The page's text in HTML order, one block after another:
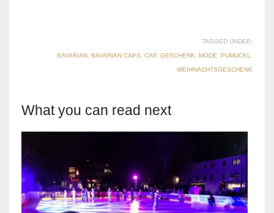
TAGGED UNDER:
BAVARIAN BAVARIAN CAPS CAP GESCHENK MODE PUMUCKL
WEIHNACHTSGESCHENK
What you can read next